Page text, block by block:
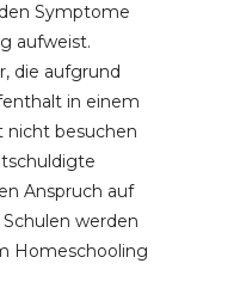
Symptome
aufweist.
die aufgrund
in einem
nicht besuchen
Anspruch auf
werden
Homeschooling